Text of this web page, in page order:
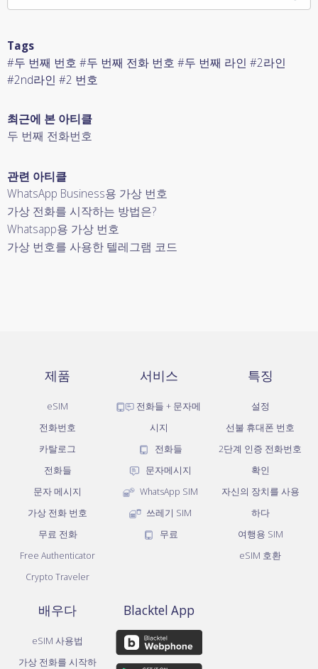
Tags
#두 번째 번호 #두 번째 전화 번호 #두 번째 라인 #2라인
#2nd라인 #2 번호
최근에 본 아티클
두 번째 전화번호
관련 아티클
WhatsApp Business용 가상 번호
가상 전화를 시작하는 방법은?
Whatsapp용 가상 번호
가상 번호를 사용한 텔레그램 코드
제품
eSIM
전화번호
카탈로그
전화들
문자 메시지
가상 전화 번호
무료 전화
Free Authenticator
Crypto Traveler
서비스
전화들 + 문자메
시지
전화들
문자메시지
WhatsApp SIM
쓰레기 SIM
무료
특징
설정
선불 휴대폰 번호
2단계 인증 전화번호
확인
자신의 장치를 사용
하다
여행용 SIM
eSIM 호환
배우다
eSIM 사용법
가상 전화를 시작하
Blacktel App